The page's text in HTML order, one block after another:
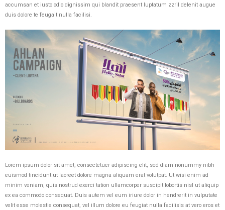
accumsan et iusto odio dignissim qui blandit praesent luptatum zzril delenit augue
duis dolore te feugait nulla facilisi.
Lorem ipsum dolor sit amet, consectetuer adipiscing elit, sed diam nonummy nibh
euismod tincidunt ut laoreet dolore magna aliquam erat volutpat. Ut wisi enim ad
minim veniam, quis nostrud exerci tation ullamcorper suscipit lobortis nisl ut aliquip
ex ea commodo consequat. Duis autem vel eum iriure dolor in hendrerit in vulputate
velit esse molestie consequat, vel illum dolore eu feugiat nulla facilisis at vero eros et